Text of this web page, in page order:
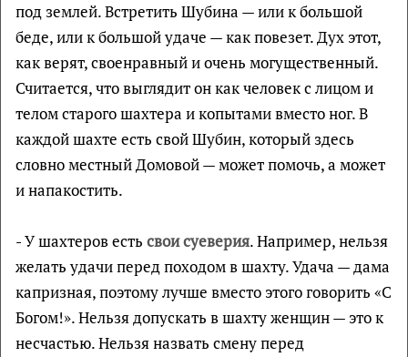
под землей. Встретить Шубина — или к большой
беде, или к большой удаче — как повезет. Дух этот,
как верят, своенравный и очень могущественный.
Считается, что выглядит он как человек с лицом и
телом старого шахтера и копытами вместо ног. В
каждой шахте есть свой Шубин, который здесь
словно местный Домовой — может помочь, а может
и напакостить.
- У шахтеров есть свои суеверия. Например, нельзя
желать удачи перед походом в шахту. Удача — дама
капризная, поэтому лучше вместо этого говорить «С
Богом!». Нельзя допускать в шахту женщин — это к
несчастью. Нельзя назвать смену перед